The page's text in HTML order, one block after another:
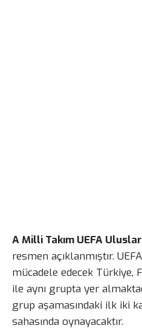
A Milli Takım UEFA
resmen açıklanmıştır.
mücadele edecek Türkiye,
ile aynı grupta yer
grup aşamasındaki ilk iki
sahasında oynayacaktır.